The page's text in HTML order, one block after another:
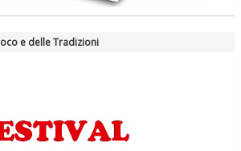
Parlamento valorizzi le nostre specificità"
e delle Tradizioni